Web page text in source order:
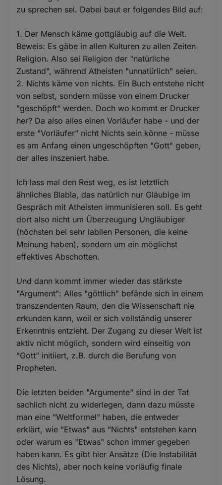
zu sprechen sei. Dabei baut er folgendes Bild auf:
1. Der Mensch käme gottgläubig auf die Welt.
Beweis: Es gäbe in allen Kulturen zu allen Zeiten
Religion. Also sei Religion der "natürliche
Zustand", während Atheisten "unnatürlich" seien.
2. Nichts käme von nichts. Ein Buch entstehe nicht
von selbst, sondern müsse von einem Drucker
"geschöpft" werden. Doch wo kommt er Drucker
her? Da also alles einen Vorläufer habe - und der
erste "Vorläufer" nicht Nichts sein könne - müsse
es am Anfang einen ungeschöpften "Gott" geben,
der alles inszeniert habe.
Ich lass mal den Rest weg, es ist letztlich
ähnliches Blabla, das natürlich nur Gläubige im
Gespräch mit Atheisten immunisieren soll. Es geht
dort also nicht um Überzeugung Ungläubiger
(höchsten bei sehr labilen Personen, die keine
Meinung haben), sondern um ein möglichst
effektives Abschotten.
Und dann kommt immer wieder das stärkste
"Argument": Alles "göttlich" befände sich in einem
transzendenten Raum, den die Wissenschaft nie
erkunden kann, weil er sich vollständig unserer
Erkenntnis entzieht. Der Zugang zu dieser Welt ist
aktiv nicht möglich, sondern wird einseitig von
"Gott" initiiert, z.B. durch die Berufung von
Propheten.
Die letzten beiden "Argumente" sind in der Tat
sachlich nicht zu widerlegen, dann dazu müsste
man eine "Weltformel" haben, die entweder
erklärt, wie "Etwas" aus "Nichts" entstehen kann
oder warum es "Etwas" schon immer gegeben
haben kann. Es gibt hier Ansätze (Die Instabilität
des Nichts), aber noch keine vorläufig finale
Lösung.